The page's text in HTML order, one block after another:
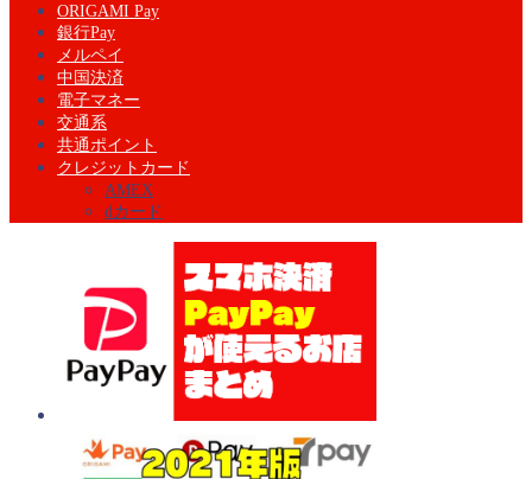
ORIGAMI Pay
銀行Pay
メルペイ
中国決済
電子マネー
交通系
共通ポイント
クレジットカード
AMEX
dカード